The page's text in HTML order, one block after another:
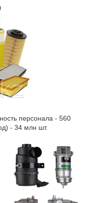
персонала - 560
- 34 млн шт.